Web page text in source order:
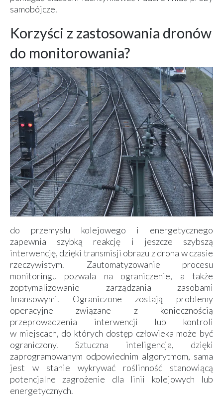
samobójcze.
Korzyści z zastosowania dronów
do monitorowania?
do przemysłu kolejowego i energetycznego
zapewnia szybką reakcję i jeszcze szybszą
interwencję, dzięki transmisji obrazu z drona w czasie
rzeczywistym. Zautomatyzowanie procesu
monitoringu pozwala na ograniczenie, a także
zoptymalizowanie zarządzania zasobami
finansowymi. Ograniczone zostają problemy
operacyjne związane z koniecznością
przeprowadzenia interwencji lub kontroli
w miejscach, do których dostęp człowieka może być
ograniczony. Sztuczna inteligencja, dzięki
zaprogramowanym odpowiednim algorytmom, sama
jest w stanie wykrywać roślinność stanowiącą
potencjalne zagrożenie dla linii kolejowych lub
energetycznych.